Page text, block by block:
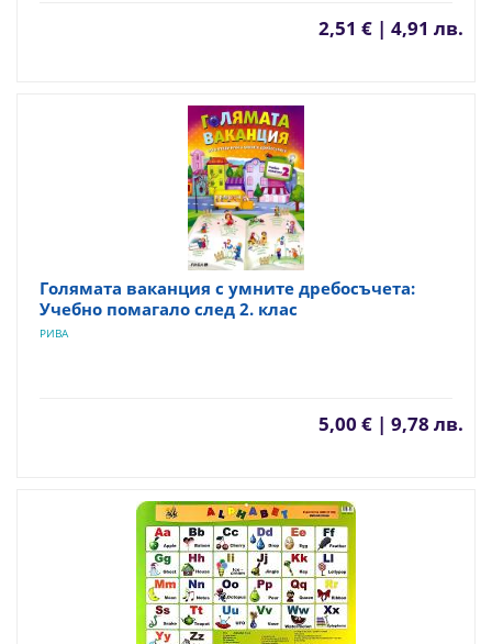
2,51 € | 4,91 лв.
Голямата ваканция с умните дребосъчета:
Учебно помагало след 2. клас
РИВА
5,00 € | 9,78 лв.